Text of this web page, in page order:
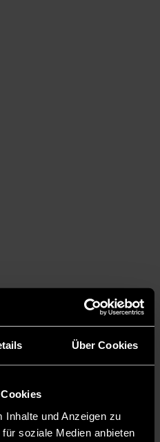
Über Cookies
Inhalte und Anzeigen zu
soziale Medien anbieten